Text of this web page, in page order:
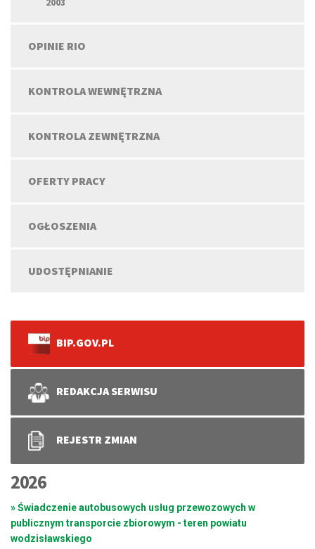
OPINIE RIO
KONTROLA WEWNĘTRZNA
KONTROLA ZEWNĘTRZNA
OFERTY PRACY
OGŁOSZENIA
UDOSTĘPNIANIE
BIP.GOV.PL
REDAKCJA SERWISU
REJESTR ZMIAN
2026
» Świadczenie autobusowych usług przewozowych w
publicznym transporcie zbiorowym - teren powiatu
wodzisławskiego